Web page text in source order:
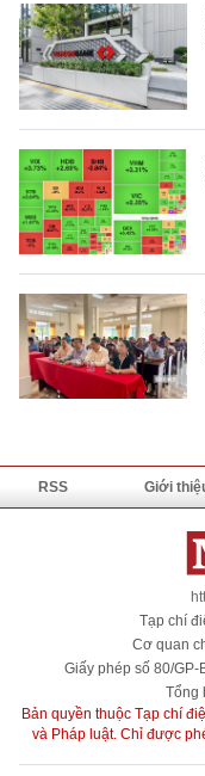
RSS Giới
Tạp chí
Cơ quan
Giấy phép số 80/GP-
Tổng
Bản quyền thuộc Tạp chí
và Pháp luật. Chỉ được